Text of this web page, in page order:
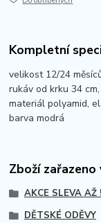
Kompletní
velikost 12/24
rukáv od krku 34
materiál polyamid,
barva modrá
Zboží
AKCE SLEVA AŽ
DĚTSKÉ ODĚVY